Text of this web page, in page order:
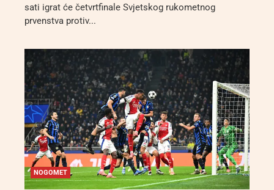
sati igrat će četvrtfinale Svjetskog rukometnog
prvenstva protiv...
NOGOMET